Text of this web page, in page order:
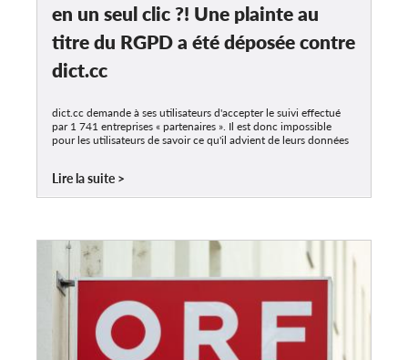
en un seul clic ?! Une plainte au
titre du RGPD a été déposée contre
dict.cc
dict.cc demande à ses utilisateurs d'accepter le suivi effectué
par 1 741 entreprises « partenaires ». Il est donc impossible
pour les utilisateurs de savoir ce qu'il advient de leurs données
Lire la suite